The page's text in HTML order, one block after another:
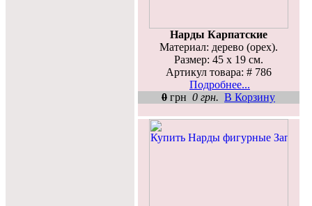
Нарды Карпатские
Материал: дерево (орех).
Размер: 45 х 19 см.
Артикул товара: # 786
Подробнее...
0 грн 0 грн. В Корзину